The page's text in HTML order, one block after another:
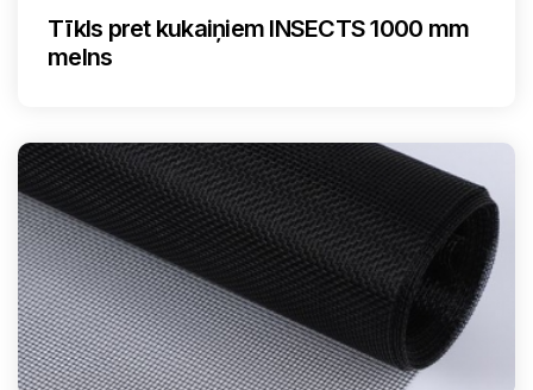
Tīkls pret kukaiņiem INSECTS 1000 mm
melns